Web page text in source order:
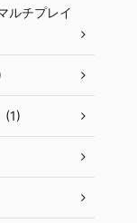
ルチプレイ
(1)